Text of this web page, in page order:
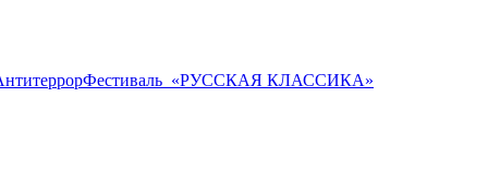
Фестиваль ​ «РУССКАЯ КЛАССИКА»